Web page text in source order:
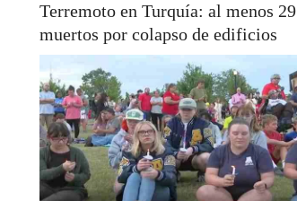
Terremoto en Turquía: al menos 29
muertos por colapso de edificios